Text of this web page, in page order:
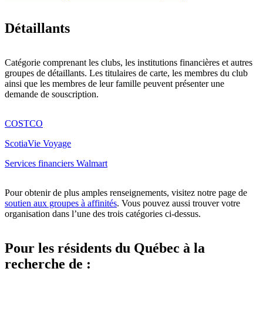
Détaillants
Catégorie comprenant les clubs, les institutions financières et autres
groupes de détaillants. Les titulaires de carte, les membres du club
ainsi que les membres de leur famille peuvent présenter une
demande de souscription.
COSTCO
ScotiaVie Voyage
Services financiers Walmart
Pour obtenir de plus amples renseignements, visitez notre page de
soutien aux groupes à affinités. Vous pouvez aussi trouver votre
organisation dans l’une des trois catégories ci-dessus.
Pour les résidents du Québec à la
recherche de :